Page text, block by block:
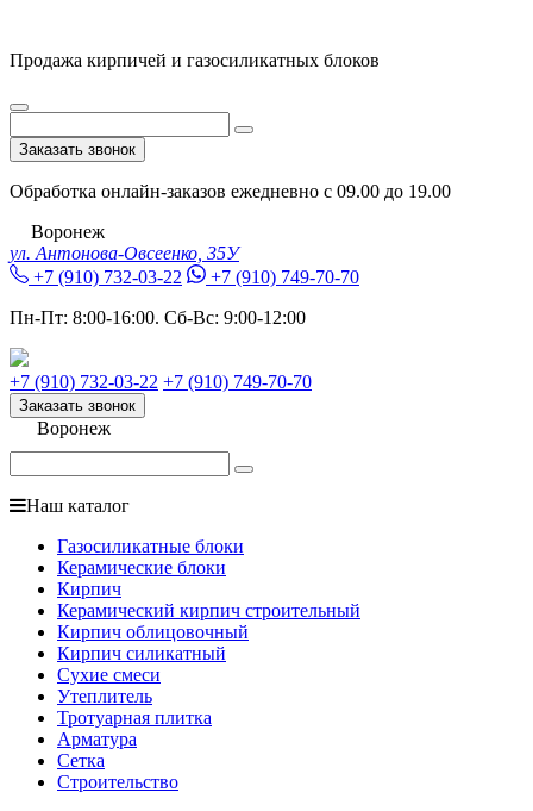
Продажа кирпичей и газосиликатных блоков
Заказать звонок
Обработка онлайн-заказов ежедневно с 09.00 до 19.00
Воронеж
ул. Антонова-Овсеенко, 35У
+7 (910) 732-03-22
+7 (910) 749-70-70
Пн-Пт: 8:00-16:00. Сб-Вс: 9:00-12:00
+7 (910) 732-03-22 +7 (910) 749-70-70
Заказать звонок
Воронеж
Наш каталог
Газосиликатные блоки
Керамические блоки
Кирпич
Керамический кирпич строительный
Кирпич облицовочный
Кирпич силикатный
Сухие смеси
Утеплитель
Тротуарная плитка
Арматура
Сетка
Строительство